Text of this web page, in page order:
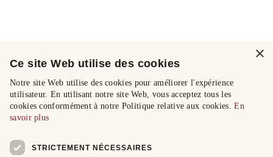
×
Ce site Web utilise des cookies
Notre site Web utilise des cookies pour améliorer l'expérience
utilisateur. En utilisant notre site Web, vous acceptez tous les
cookies conformément à notre Politique relative aux cookies.En
savoir plus
STRICTEMENT NÉCESSAIRES